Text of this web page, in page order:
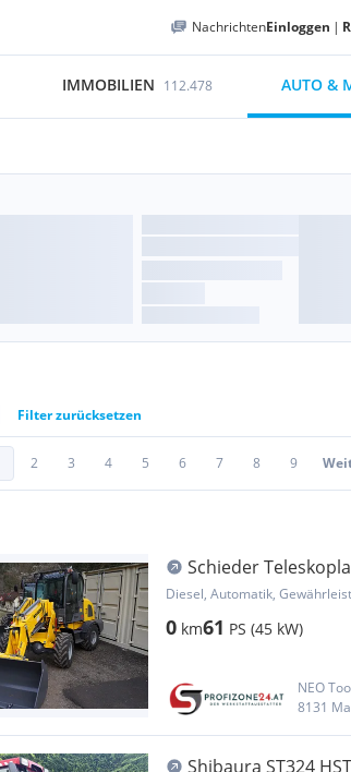
NachrichtenEinloggen |
IMMOBILIEN 112.478 AUTO &
Filter zurücksetzen
2 3 4 5 6 7 8 9
Schieder
Komfo... Baumaschine
Diesel, Automatik,
0 km61 PS (45 kW)
NEO
8131
Shibaura ST324